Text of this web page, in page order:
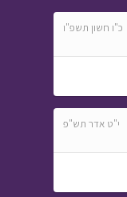
כ"ו חשון תשפ"ו
י"ט אדר תש"פ